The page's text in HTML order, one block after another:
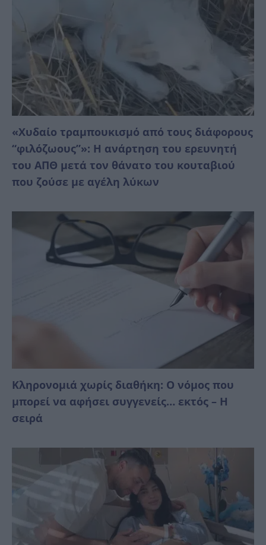
«Χυδαίο τραμπουκισμό από τους διάφορους
“φιλόζωους”»: Η ανάρτηση του ερευνητή
του ΑΠΘ μετά τον θάνατο του κουταβιού
που ζούσε με αγέλη λύκων
Κληρονομιά χωρίς διαθήκη: Ο νόμος που
μπορεί να αφήσει συγγενείς… εκτός – Η
σειρά